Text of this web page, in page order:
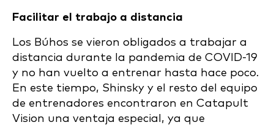
Facilitar el trabajo a distancia
Los Búhos se vieron obligados a trabajar a
distancia durante la pandemia de COVID-19
y no han vuelto a entrenar hasta hace poco.
En este tiempo, Shinsky y el resto del equipo
de entrenadores encontraron en Catapult
Vision una ventaja especial, ya que